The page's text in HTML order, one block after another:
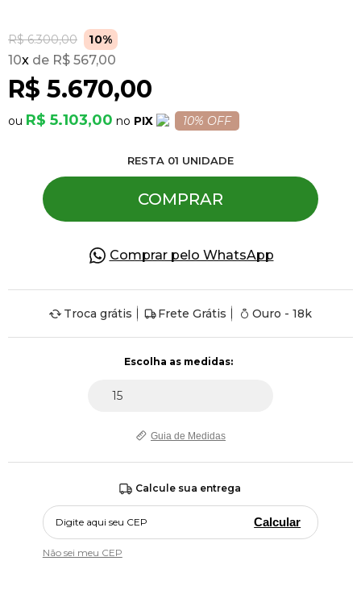
R$ 6.300,00 10%
R$ 5.670,00
10x R$ 567,00
R$ 5.103,00 PIX 10% OFF
RESTA 01 UNIDADE
COMPRAR
Comprar pelo WhatsApp
Troca grátis Frete Grátis Ouro - 18k
Guia de Medidas
Calcule sua entrega
Calcular
Não sei meu CEP
Pulseiras
Piercing
OFERTAS